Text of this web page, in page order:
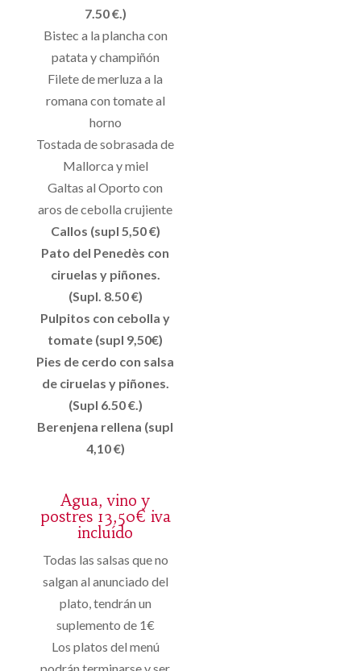
7.50 €.)
Bistec a la plancha con
patata y champiñón
Filete de merluza a la
romana con tomate al
horno
Tostada de sobrasada de
Mallorca y miel
Galtas al Oporto con
aros de cebolla crujiente
Callos (supl 5,50 €)
Pato del Penedès con
ciruelas y piñones.
(Supl. 8.50 €)
Pulpitos con cebolla y
tomate (supl 9,50€)
Pies de cerdo con salsa
de ciruelas y piñones.
(Supl 6.50 €.)
Berenjena rellena (supl
4,10 €)
Agua, vino y
postres 13,50€ iva
incluído
Todas las salsas que no
salgan al anunciado del
plato, tendrán un
suplemento de 1€
Los platos del menú